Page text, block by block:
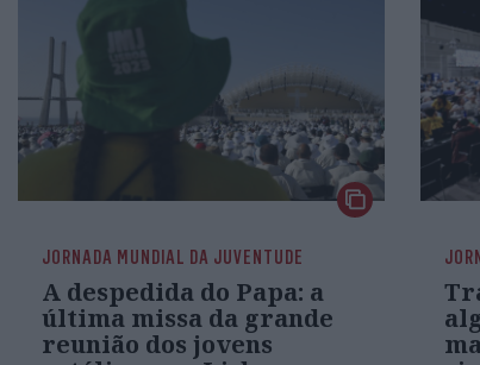
JORNADA MUNDIAL DA JUVENTUDE
A despedida do Papa: a
última missa da grande
reunião dos jovens